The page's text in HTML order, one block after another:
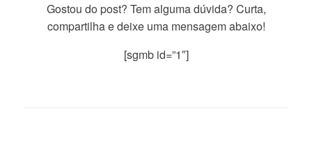
Gostou do post? Tem alguma dúvida? Curta,
compartilha e deixe uma mensagem abaixo!
[sgmb id=”1″]